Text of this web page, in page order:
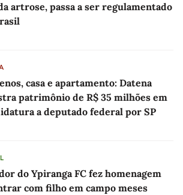
artrose, passa a ser regulamentado
casa e apartamento: Datena
patrimônio de R$ 35 milhões em
a deputado federal por SP
do Ypiranga FC fez homenagem
com filho em campo meses